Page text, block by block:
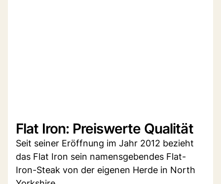
Flat Iron: Preiswerte Qualität
Seit seiner Eröffnung im Jahr 2012 bezieht
das Flat Iron sein namensgebendes Flat-
Iron-Steak von der eigenen Herde in North